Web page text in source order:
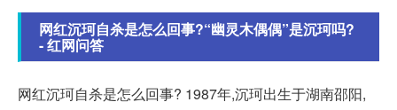
网红沉珂自杀是怎么回事?“幽灵木偶偶”是沉珂吗?
- 红网问答
网红沉珂自杀是怎么回事? 1987年,沉珂出生于湖南邵阳,